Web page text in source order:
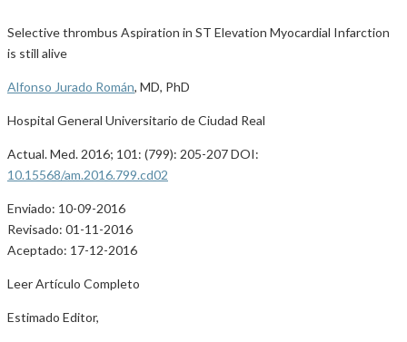
Selective thrombus Aspiration in ST Elevation Myocardial Infarction
is still alive
Alfonso Jurado Román, MD, PhD
Hospital General Universitario de Ciudad Real
Actual. Med. 2016; 101: (799): 205-207 DOI:
10.15568/am.2016.799.cd02
Enviado: 10-09-2016
Revisado: 01-11-2016
Aceptado: 17-12-2016
Leer Artículo Completo
Estimado Editor,